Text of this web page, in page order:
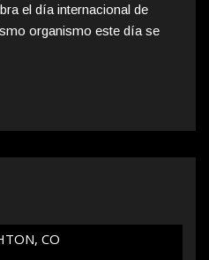
el día internacional de
organismo este día se
CO